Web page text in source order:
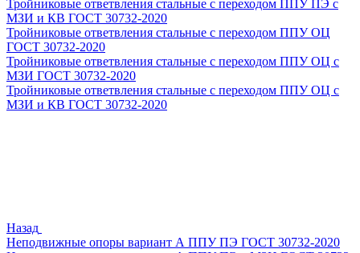
Тройниковые ответвления стальные с переходом ППУ ПЭ с
МЗИ и КВ ГОСТ 30732-2020
Тройниковые ответвления стальные с переходом ППУ ОЦ
ГОСТ 30732-2020
Тройниковые ответвления стальные с переходом ППУ ОЦ с
МЗИ ГОСТ 30732-2020
Тройниковые ответвления стальные с переходом ППУ ОЦ с
МЗИ и КВ ГОСТ 30732-2020
Назад
Неподвижные опоры вариант А ППУ ПЭ ГОСТ 30732-2020